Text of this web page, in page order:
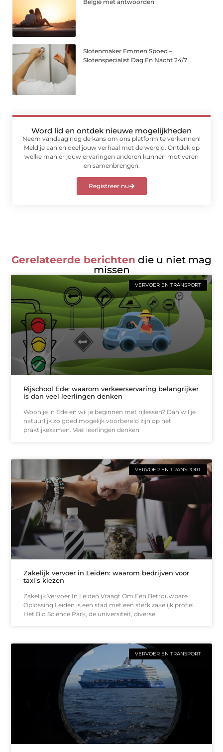
België met antwoorden
Slotenmaker Emmen Spoed –
Slotenspecialist Dag En Nacht 24/7
Word lid en ontdek nieuwe mogelijkheden
Neem vandaag nog de kans om ons platform te verkennen!
Meld je aan en deel jouw verhaal met de wereld. Ontdek op
welke manier jouw ervaringen anderen kunnen motiveren
en samenbrengen.
Registreer nu
Gerelateerde berichten die u niet mag
missen
VERVOER EN TRANSPORT
Rijschool Ede: waarom verkeerservaring belangrijker
is dan veel leerlingen denken
Woon je in Ede en wil je beginnen met rijlessen? Dan wil je
natuurlijk zo goed mogelijk voorbereid zijn op het
praktijkexamen. Veel leerlingen denken
VERVOER EN TRANSPORT
Zakelijk vervoer in Leiden: waarom bedrijven voor
taxi's kiezen
Zakelijk Vervoer In Leiden Vraagt Om Een Betrouwbare
Oplossing Leiden is een stad met een sterk zakelijk profiel.
Het Bio Science Park, de universiteit, diverse
VERVOER EN TRANSPORT